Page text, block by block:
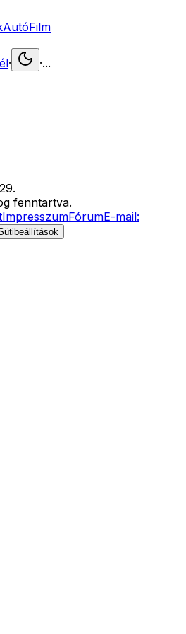
AutóFilm
· ·...
fenntartva.
ImpresszumFórumE-mail: